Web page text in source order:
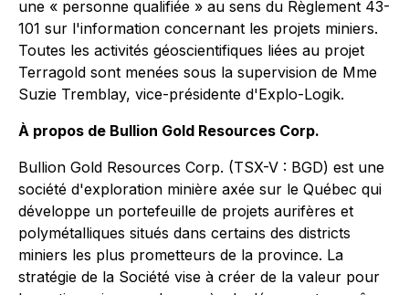
une « personne qualifiée » au sens du Règlement 43-
101 sur l'information concernant les projets miniers.
Toutes les activités géoscientifiques liées au projet
Terragold sont menées sous la supervision de Mme
Suzie Tremblay, vice-présidente d'Explo-Logik.
À propos de Bullion Gold Resources Corp.
Bullion Gold Resources Corp. (TSX-V : BGD) est une
société d'exploration minière axée sur le Québec qui
développe un portefeuille de projets aurifères et
polymétalliques situés dans certains des districts
miniers les plus prometteurs de la province. La
stratégie de la Société vise à créer de la valeur pour